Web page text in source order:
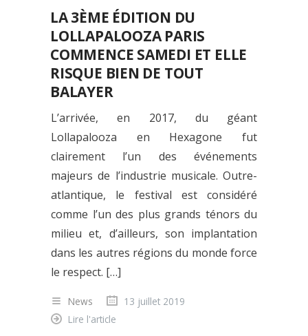
LA 3ÈME ÉDITION DU
LOLLAPALOOZA PARIS
COMMENCE SAMEDI ET ELLE
RISQUE BIEN DE TOUT
BALAYER
L’arrivée, en 2017, du géant
Lollapalooza en Hexagone fut
clairement l’un des événements
majeurs de l’industrie musicale. Outre-
atlantique, le festival est considéré
comme l’un des plus grands ténors du
milieu et, d’ailleurs, son implantation
dans les autres régions du monde force
le respect. […]
News
13 juillet 2019
Lire l'article